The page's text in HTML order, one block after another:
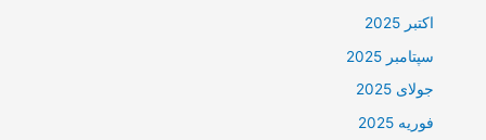
اکتبر 2025
سپتامبر 2025
جولای 2025
فوریه 2025